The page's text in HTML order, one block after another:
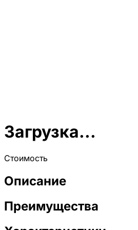
Загрузка...
Стоимость
Описание
Преимущества